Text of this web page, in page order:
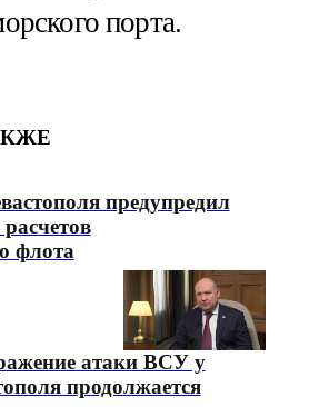
порта.
предупредил
флота
атаки ВСУ у
продолжается